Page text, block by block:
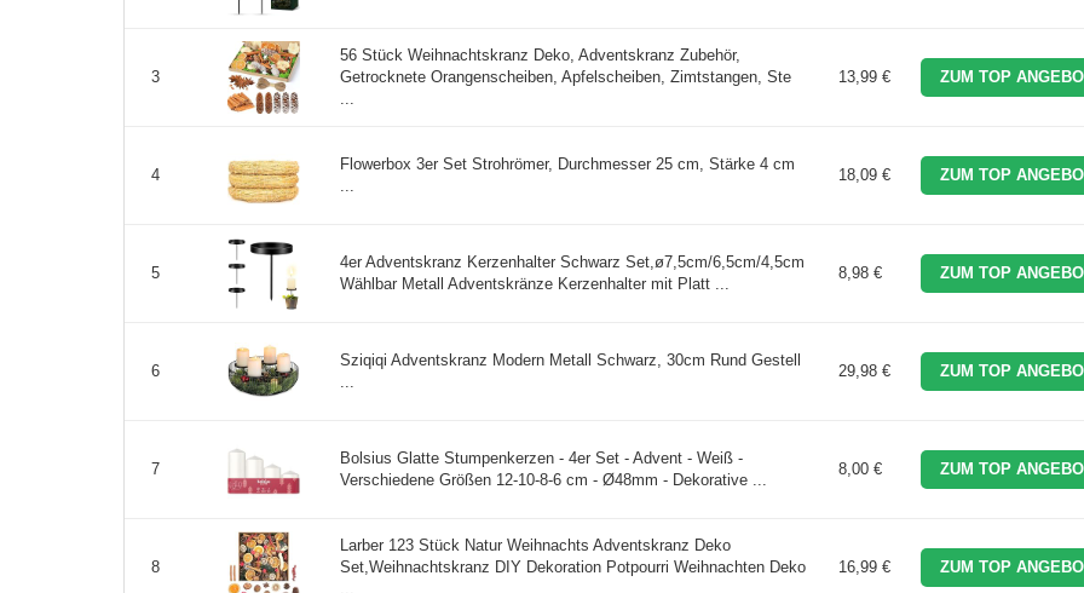
3
56 Stück Weihnachtskranz Deko, Adventskranz Zubehör,
Getrocknete Orangenscheiben, Apfelscheiben, Zimtstangen, Ste
13,99 € ZUM TOP
4
Flowerbox 3er Set Strohrömer, Durchmesser 25 cm, Stärke 4 cm
18,09 € ZUM TOP
5
4er Adventskranz Kerzenhalter Schwarz Set,ø7,5cm/6,5cm/4,5cm
Wählbar Metall Adventskränze Kerzenhalter mit Platt ...
8,98 € ZUM TOP
6
Sziqiqi Adventskranz Modern Metall Schwarz, 30cm Rund Gestell
29,98 € ZUM TOP
7
Bolsius Glatte Stumpenkerzen - 4er Set - Advent - Weiß -
Verschiedene Größen 12-10-8-6 cm - Ø48mm - Dekorative ...
8,00 € ZUM TOP
8
Larber 123 Stück Natur Weihnachts Adventskranz Deko
Set,Weihnachtskranz DIY Dekoration Potpourri Weihnachten Deko
16,99 € ZUM TOP